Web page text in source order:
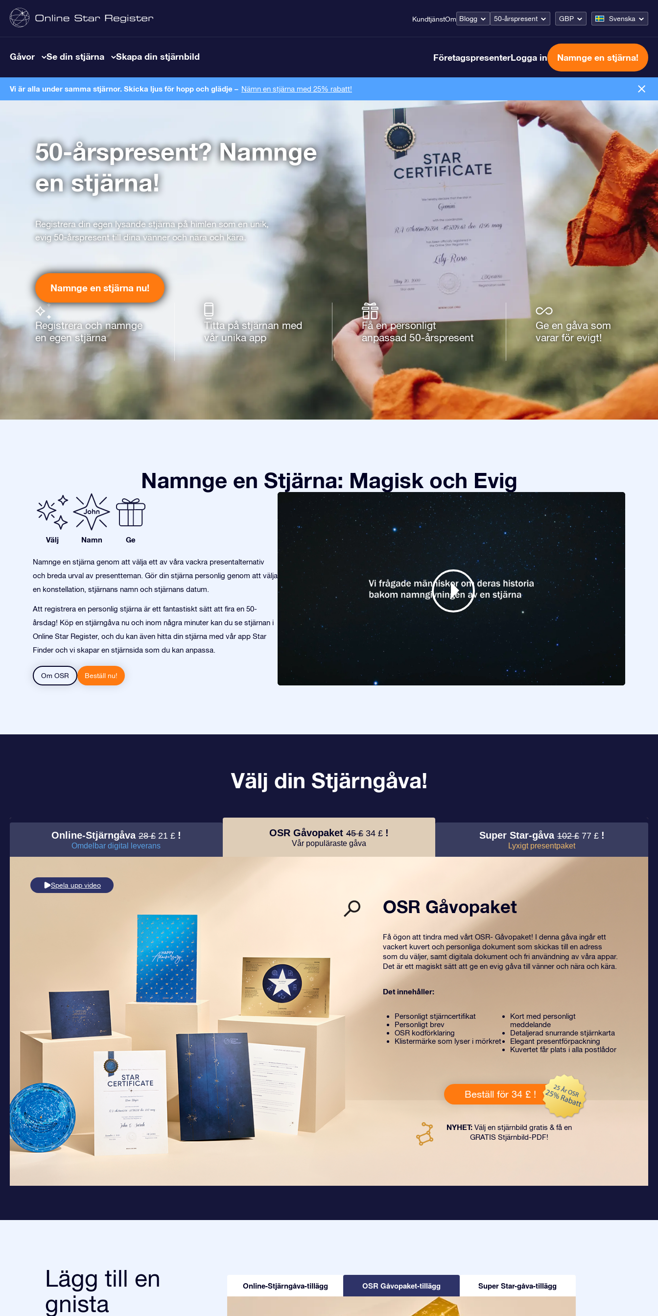
KundtjänstOm Blogg 50-årspresent GBP Svenska
Gåvor Se din stjärna Skapa din stjärnbild FöretagspresenterLogga in Namnge en stjärna!
Vi är alla under samma stjärnor. Skicka ljus för hopp och glädje – Nämn en stjärna med 25% rabatt!
50-årspresent? Namnge
en stjärna!
Registrera din egen lysande stjärna på himlen som en unik,
evig 50-årspresent till dina vänner och nära och kära.
Namnge en stjärna nu!
Registrera och namnge
en egen stjärna
Titta på stjärnan med
vår unika app
Få en personligt
anpassad 50-årspresent
Ge en gåva som
varar för evigt!
Namnge en Stjärna: Magisk och Evig
Välj Namn Ge
Namnge en stjärna genom att välja ett av våra vackra presentalternativ
och breda urval av presentteman. Gör din stjärna personlig genom att välja
en konstellation, stjärnans namn och stjärnans datum.
Att registrera en personlig stjärna är ett fantastiskt sätt att fira en 50-
årsdag! Köp en stjärngåva nu och inom några minuter kan du se stjärnan i
Online Star Register, och du kan även hitta din stjärna med vår app Star
Finder och vi skapar en stjärnsida som du kan anpassa.
Om OSR Beställ nu!
Välj din Stjärngåva!
Online-Stjärngåva28 £ 21 £ !
Omdelbar digital leverans
OSR Gåvopaket 45 £ 34 £ !
Vår populäraste gåva
Super Star-gåva102 £ 77 £ !
Lyxigt presentpaket
Spela upp video
OSR Gåvopaket
Få ögon att tindra med vårt OSR- Gåvopaket! I denna gåva ingår ett
vackert kuvert och personliga dokument som skickas till en adress
som du väljer, samt digitala dokument och fri användning av våra appar.
Det är ett magiskt sätt att ge en evig gåva till vänner och nära och kära.
Det innehåller:
Personligt stjärncertifikat
Personligt brev
OSR kodförklaring
Klistermärke som lyser i mörkret
Kort med personligt
meddelande
Detaljerad snurrande stjärnkarta
Elegant presentförpackning
Kuvertet får plats i alla postlådor
Beställ för 34 £ !
NYHET:Välj en stjärnbild gratis & få en
GRATIS Stjärnbild-PDF!
Lägg till en
gnista
Online-Stjärngåva-tillägg OSR Gåvopaket-tillägg Super Star-gåva-tillägg